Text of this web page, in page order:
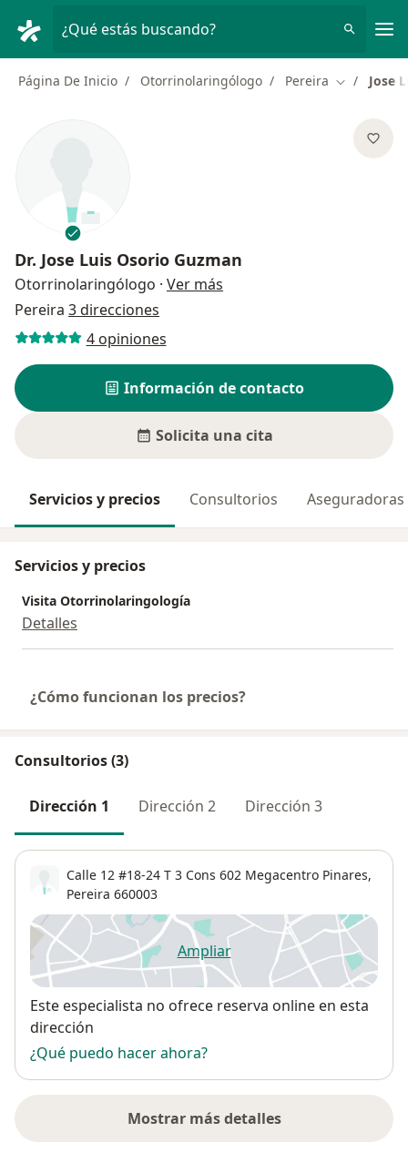
¿Qué estás buscando?
Página De Inicio Otorrinolaringólogo Pereira Cambiar
Jose
Dr. Jose Luis Osorio Guzman
Otorrinolaringólogo · Ver más
Pereira 3 direcciones
4 opiniones
Información de contacto
Solicita una cita
Servicios y precios Consultorios Aseguradoras
Servicios y precios
Visita Otorrinolaringología
Detalles
¿Cómo funcionan los precios?
Consultorios (3)
Dirección 1 Dirección 2 Dirección 3
Calle 12 #18-24 T 3 Cons 602 Megacentro Pinares,
Pereira 660003
Ampliarse abre en una nueva
Disponibilidad
Este especialista no ofrece reserva online en esta
dirección
¿Qué puedo hacer ahora?
Mostrar más detalles
sobre la dirección